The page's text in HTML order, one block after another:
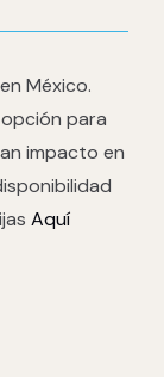
México.
para
impacto en
Aquí